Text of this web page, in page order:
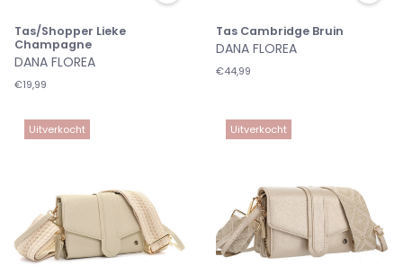
Tas/Shopper Lieke
Champagne
DANA FLOREA
€19,99
Tas Cambridge Bruin
DANA FLOREA
€44,99
Uitverkocht Uitverkocht